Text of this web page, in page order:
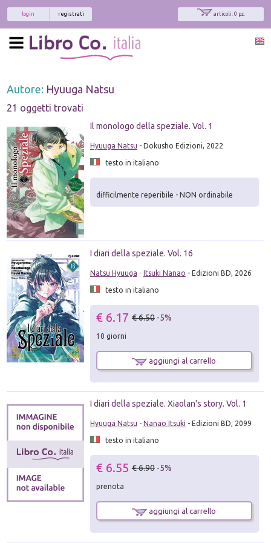
articoli: 0 pz.
registrati
login
Autore: Hyuuga Natsu
21 oggetti trovati
Il monologo della speziale. Vol. 1
Hyuuga Natsu - Dokusho Edizioni, 2022
testo in italiano
difficilmente reperibile - NON ordinabile
I diari della speziale. Vol. 16
Natsu Hyuuga - Itsuki Nanao - Edizioni BD, 2026
testo in italiano
€ 6.17 € 6.50 -5%
10 giorni
aggiungi al carrello
I diari della speziale. Xiaolan's story. Vol. 1
Hyuuga Natsu - Nanao Itsuki - Edizioni BD, 2099
testo in italiano
€ 6.55 € 6.90 -5%
prenota
aggiungi al carrello